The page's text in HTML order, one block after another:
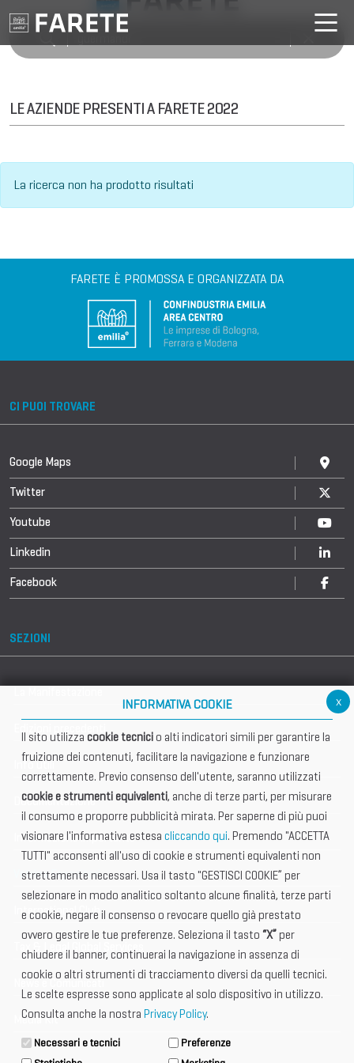
LE AZIENDE PRESENTI A FARETE 2022
La ricerca non ha prodotto risultati
FARETE È PROMOSSA E ORGANIZZATA DA
CI PUOI TROVARE
Google Maps
Twitter
Youtube
Linkedin
Facebook
SEZIONI
Info utili
Documentazione
Informazione importante
Vetrina Espositori
International Club
Tax & Legal Global Services
News e Comunicati
Media Kit
x
INFORMATIVA COOKIE
Il sito utilizza cookie tecnicio alti indicatori simili per garantire la
fruizione dei contenuti, facilitare la navigazione e funzionare
correttamente. Previo consenso dell'utente, saranno utilizzati
cookie e strumenti equivalenti, anche di terze parti, per misurare
il consumo e proporre pubblicità mirata. Per saperne di più puoi
visionare l'informativa estesa cliccando qui. Premendo "ACCETTA
TUTTI" acconsenti all'uso di cookie e strumenti equivalenti non
strettamente necessari. Usa il tasto "GESTISCI COOKIE” per
selezionare in modo analitico soltanto alcune finalità, terze parti
e cookie, negare il consenso o revocare quello già prestato
ovvero gestire le tue preferenze. Seleziona il tasto “X” per
chiudere il banner, continuerai la navigazione in assenza di
cookie o altri strumenti di tracciamento diversi da quelli tecnici.
Le scelte espresse sono applicate al solo dispositivo in utilizzo.
Consulta anche la nostra Privacy Policy.
Necessari e tecnici
Preferenze